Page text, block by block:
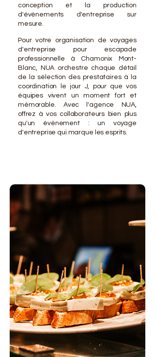
conception et la production
d'événements d'entreprise sur
mesure.
Pour votre organisation de voyages
d'entreprise pour escapade
professionnelle à Chamonix Mont-
Blanc, NUA orchestre chaque détail
de la sélection des prestataires à la
coordination le jour J, pour que vos
équipes vivent un moment fort et
mémorable. Avec l'agence NUA,
offrez à vos collaborateurs bien plus
qu'un événement : un voyage
d'entreprise qui marque les esprits.